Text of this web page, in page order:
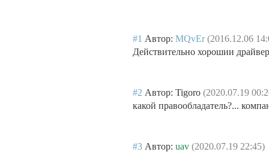
#1 Автор: MQvEr (2016.12.06
Действительно хорошии
#2 Автор: Tigoro (2020.07.19
какой правообладатель?...
#3 Автор: uav (2020.07.19 22:45)